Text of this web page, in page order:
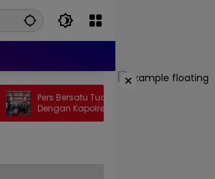
×
Pers Bersatu Tuah Saiyo Bersilahturahmi
Dengan Kapolres Pasaman Yang Baru.